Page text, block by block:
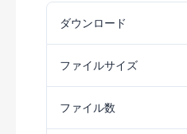
ダウンロード
ファイルサイズ
ファイル数